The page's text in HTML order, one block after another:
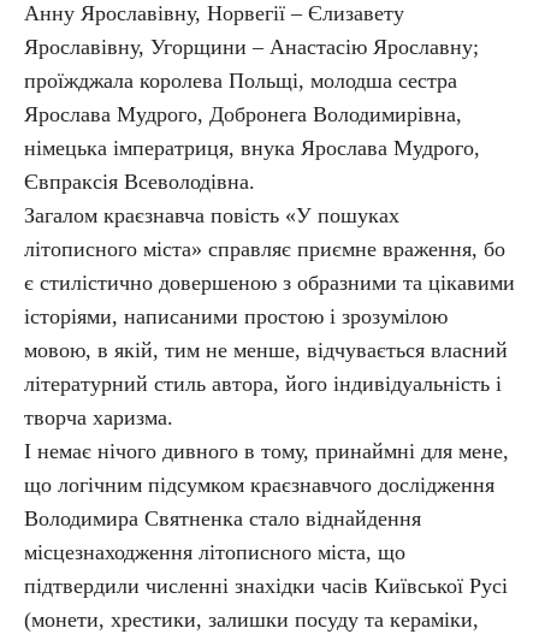
Анну Ярославівну, Норвегії – Єлизавету
Ярославівну, Угорщини – Анастасію Ярославну;
проїжджала королева Польщі, молодша сестра
Ярослава Мудрого, Добронега Володимирівна,
німецька імператриця, внука Ярослава Мудрого,
Євпраксія Всеволодівна.
Загалом краєзнавча повість «У пошуках
літописного міста» справляє приємне враження, бо
є стилістично довершеною з образними та цікавими
історіями, написаними простою і зрозумілою
мовою, в якій, тим не менше, відчувається власний
літературний стиль автора, його індивідуальність і
творча харизма.
І немає нічого дивного в тому, принаймні для мене,
що логічним підсумком краєзнавчого дослідження
Володимира Святненка стало віднайдення
місцезнаходження літописного міста, що
підтвердили численні знахідки часів Київської Русі
(монети, хрестики, залишки посуду та кераміки,